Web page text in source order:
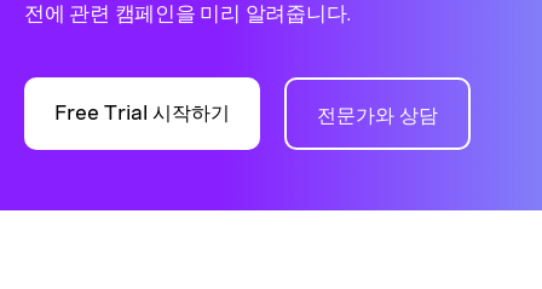
전에 관련 캠페인을 미리 알려줍니다.
Free Trial 시작하기 전문가와 상담